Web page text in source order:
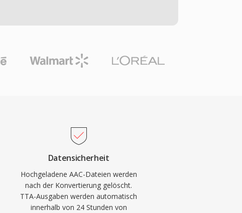
Datensicherheit
Hochgeladene AAC-Dateien werden
nach der Konvertierung gelöscht.
TTA-Ausgaben werden automatisch
innerhalb von 24 Stunden von